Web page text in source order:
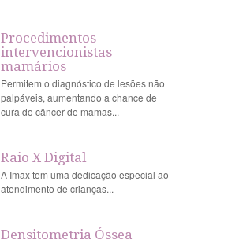
Procedimentos
intervencionistas
mamários
Permitem o diagnóstico de lesões não
palpáveis, aumentando a chance de
cura do câncer de mamas...
Raio X Digital
A Imax tem uma dedicação especial ao
atendimento de crianças...
Densitometria Óssea